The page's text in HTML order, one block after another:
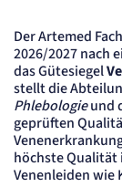
Der Artemed
2026/2027 nach
das Gütesiegel
stellt die
Phlebologieund
geprüften
höchste Qualität
Venenleiden wie